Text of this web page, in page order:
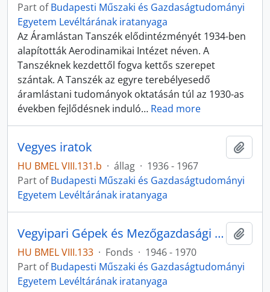
Part ofBudapesti Műszaki és Gazdaságtudományi
Egyetem Levéltárának iratanyaga
Az Áramlástan Tanszék elődintézményét 1934-ben
alapították Aerodinamikai Intézet néven. A
Tanszéknek kezdettől fogva kettős szerepet
szántak. A Tanszék az egyre terebélyesedő
áramlástani tudományok oktatásán túl az 1930-as
években fejlődésnek induló… Read more
Vegyes iratok
HU BMEL VIII.131.b · állag · 1936 - 1967
Part ofBudapesti Műszaki és Gazdaságtudományi
Egyetem Levéltárának iratanyaga
Vegyipari Gépek és Mezőgazdasági Iparok Tanszék
HU BMEL VIII.133 · Fonds · 1946 - 1970
Part ofBudapesti Műszaki és Gazdaságtudományi
Egyetem Levéltárának iratanyaga